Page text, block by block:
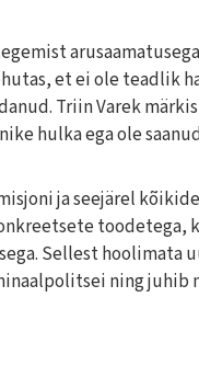
et ei ole teadlik
Triin Varek
hulka ega ole
ja seejärel
toodetega,
Sellest hoolimata
ning juhib